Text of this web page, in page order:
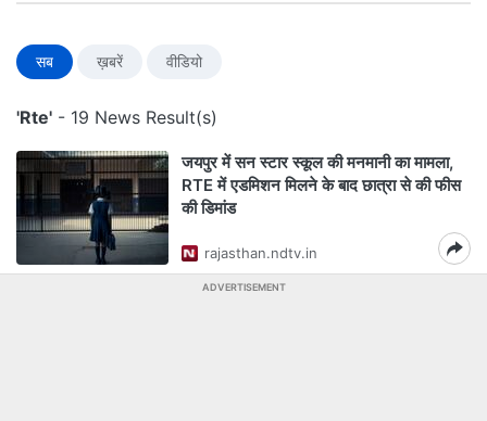
सब ख़बरें वीडियो
'Rte' - 19 News Result(s)
जयपुर में सन स्टार स्कूल की मनमानी का मामला,
RTE में एडमिशन मिलने के बाद छात्रा से की फीस
की डिमांड
rajasthan.ndtv.in
ADVERTISEMENT